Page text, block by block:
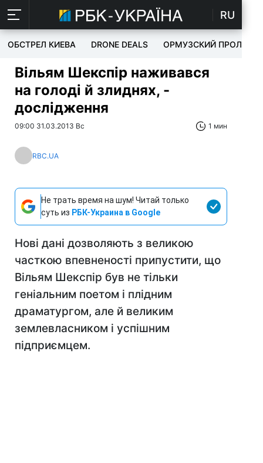
RU
ОБСТРЕЛ КИЕВА DRONE DEALS ОРМУЗСКИЙ ПРОЛИВ
Вільям Шекспір ​​наживався
на голоді й злиднях, -
дослідження
09:00 31.03.2013 Вс 1 мин
RBC.UA
Не трать время на шум! Читай только
суть из РБК-Украина в Google
Нові дані дозволяють з великою
часткою впевненості припустити, що
Вільям Шекспір ​​був не тільки
геніальним поетом і плідним
драматургом, але й великим
землевласником і успішним
підприємцем.